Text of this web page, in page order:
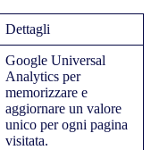
Dettagli
Google Universal
Analytics per
memorizzare e
aggiornare un valore
unico per ogni pagina
visitata.